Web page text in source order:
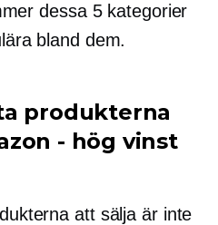
dessa 5 kategorier
bland dem.
produkterna
- hög vinst
att sälja är inte